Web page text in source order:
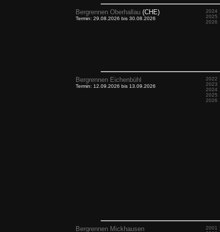
Bergrennen Oberhallau (CHE)
Termin: 29.08.2026 bis 30.08.2026
2024
2025
2026
Bergrennen Eichenbühl
Termin: 12.09.2026 bis 13.09.2026
2022
2023
2024
2025
2026
Bergrennen Mickhausen
2001